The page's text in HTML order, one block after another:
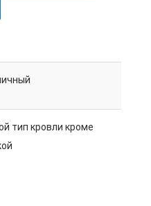
тип кровли кроме